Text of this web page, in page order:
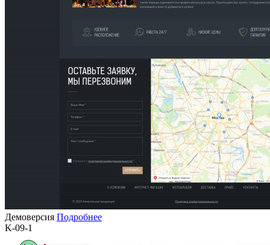
Демоверсия Подробнее
K-09-1